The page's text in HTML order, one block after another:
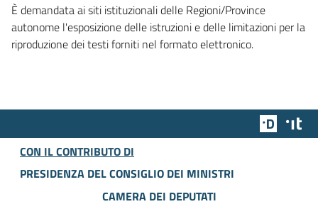
È demandata ai siti istituzionali delle Regioni/Province
autonome l'esposizione delle istruzioni e delle limitazioni per la
riproduzione dei testi forniti nel formato elettronico.
Team
CON IL CONTRIBUTO DI
PRESIDENZA DEL CONSIGLIO DEI MINISTRI
CAMERA DEI DEPUTATI